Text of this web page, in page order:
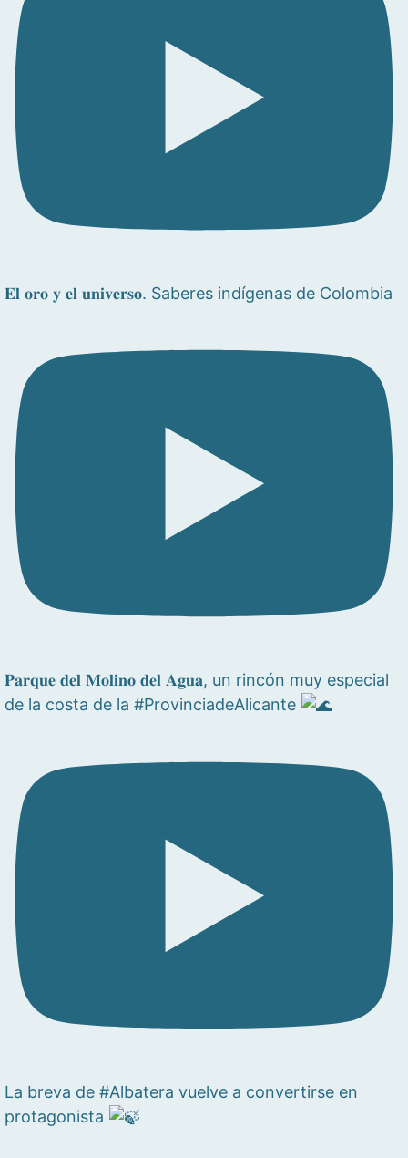
𝐄𝐥 𝐨𝐫𝐨 𝐲 𝐞𝐥 𝐮𝐧𝐢𝐯𝐞𝐫𝐬𝐨. Saberes indígenas de Colombia
𝐏𝐚𝐫𝐪𝐮𝐞 𝐝𝐞𝐥 𝐌𝐨𝐥𝐢𝐧𝐨 𝐝𝐞𝐥 𝐀𝐠𝐮𝐚, un rincón muy especial
de la costa de la #ProvinciadeAlicante
La breva de #Albatera vuelve a convertirse en
protagonista